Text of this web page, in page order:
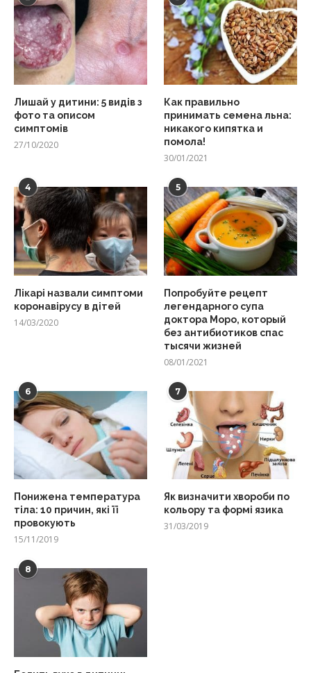
Лишай у дитини: 5 видів з
фото та описом
симптомів
27/10/2020
Как правильно
принимать семена льна:
никакого кипятка и
помола!
30/01/2021
4
Лікарі назвали симптоми
коронавірусу в дітей
14/03/2020
5
Попробуйте рецепт
легендарного супа
доктора Моро, который
без антибиотиков спас
тысячи жизней
08/01/2021
6
Понижена температура
тіла: 10 причин, які її
провокують
15/11/2019
7
Як визначити хвороби по
кольору та формі язика
31/03/2019
8